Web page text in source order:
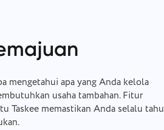
mengetahui apa yang Anda kelola
usaha tambahan. Fitur
Taskee memastikan Anda selalu tahu